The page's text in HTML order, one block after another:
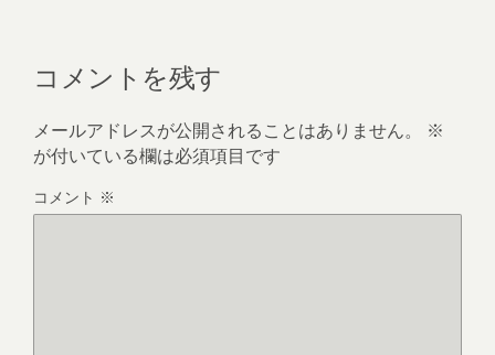
コメントを残す
メールアドレスが公開されることはありません。
※
が付いている欄は必須項目です
コメント ※